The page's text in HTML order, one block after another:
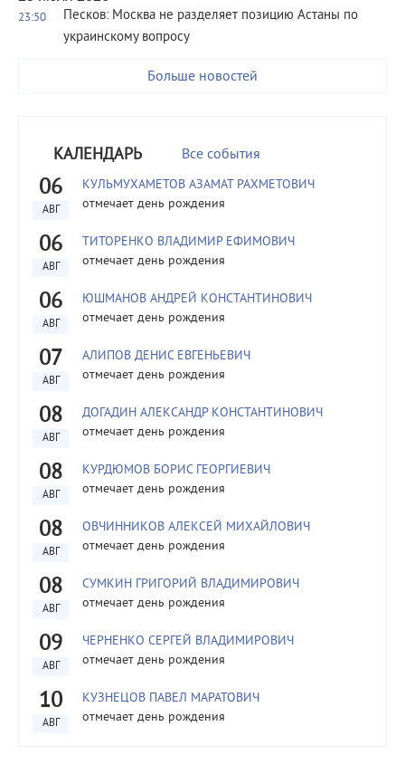
23:50
Песков: Москва не разделяет позицию Астаны по
украинскому вопросу
Больше новостей
КАЛЕНДАРЬ Все события
06
АВГ
КУЛЬМУХАМЕТОВ АЗАМАТ РАХМЕТОВИЧ
отмечает день рождения
06
АВГ
ТИТОРЕНКО ВЛАДИМИР ЕФИМОВИЧ
отмечает день рождения
06
АВГ
ЮШМАНОВ АНДРЕЙ КОНСТАНТИНОВИЧ
отмечает день рождения
07
АВГ
АЛИПОВ ДЕНИС ЕВГЕНЬЕВИЧ
отмечает день рождения
08
АВГ
ДОГАДИН АЛЕКСАНДР КОНСТАНТИНОВИЧ
отмечает день рождения
08
АВГ
КУРДЮМОВ БОРИС ГЕОРГИЕВИЧ
отмечает день рождения
08
АВГ
ОВЧИННИКОВ АЛЕКСЕЙ МИХАЙЛОВИЧ
отмечает день рождения
08
АВГ
СУМКИН ГРИГОРИЙ ВЛАДИМИРОВИЧ
отмечает день рождения
09
АВГ
ЧЕРНЕНКО СЕРГЕЙ ВЛАДИМИРОВИЧ
отмечает день рождения
10
АВГ
КУЗНЕЦОВ ПАВЕЛ МАРАТОВИЧ
отмечает день рождения